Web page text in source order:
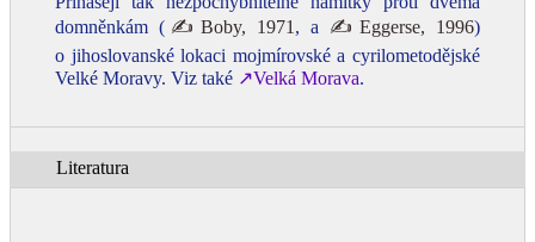
domněnkám ( ✍Boby, 1971 , a ✍Eggerse, 1996)
o jihoslovanské lokaci mojmírovské a cyrilometodějské
Velké Moravy. Viz také ↗Velká Morava.
Literatura